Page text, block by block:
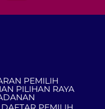
PEMILIH
PILIHAN RAYA